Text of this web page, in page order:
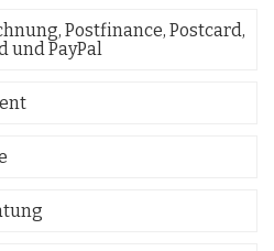
Postfinance, Postcard,
und PayPal